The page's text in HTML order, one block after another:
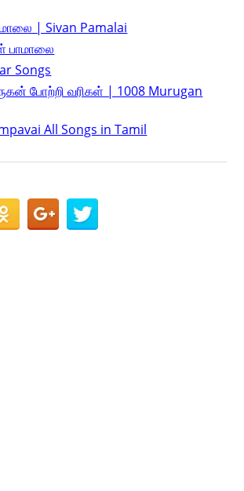
| Sivan Pamalai
பாமாலை
Songs
போற்றி வரிகள் | 1008 Murugan
All Songs in Tamil